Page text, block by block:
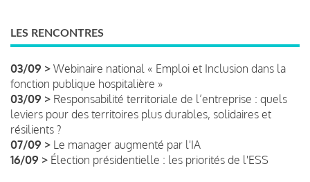
LES RENCONTRES
03/09 > Webinaire national « Emploi et Inclusion dans la
fonction publique hospitalière »
03/09 > Responsabilité territoriale de l’entreprise : quels
leviers pour des territoires plus durables, solidaires et
résilients ?
07/09 > Le manager augmenté par l'IA
16/09 > Élection présidentielle : les priorités de l'ESS